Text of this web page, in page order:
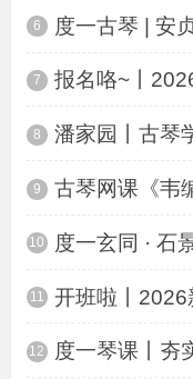
6 度一古琴 | 安
7
8 潘家园丨古琴
9 古琴网课《韦
10 度一玄同 · 石
11
12